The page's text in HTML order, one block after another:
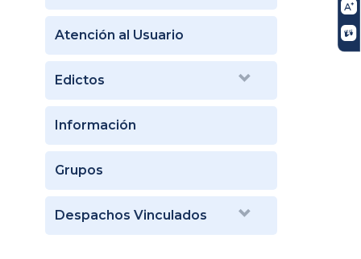
Atención al Usuario
Edictos
Información
Grupos
Despachos Vinculados